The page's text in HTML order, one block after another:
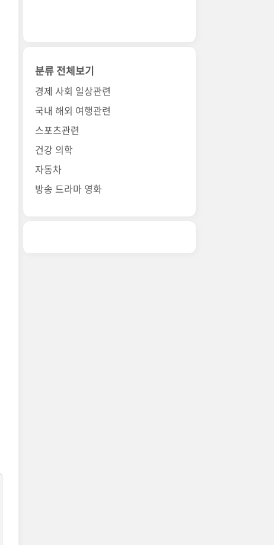
분류 전체보기
경제 사회 일상관련
국내 해외 여행관련
스포츠관련
건강 의학
자동차
방송 드라마 영화